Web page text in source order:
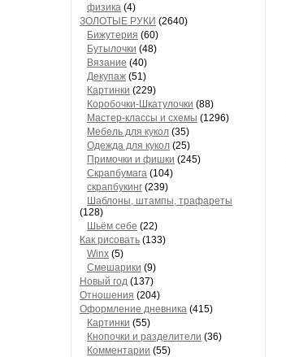
физика (4)
ЗОЛОТЫЕ РУКИ (2640)
Бижутерия (60)
Бутылочки (48)
Вязaние (40)
Декупaж (51)
Кaртинки (229)
Коробочки-Шкатулочки (88)
Мастер-классы и схемы (1296)
Мебель для кукол (35)
Одеждa для кукол (25)
Примочки и фишки (245)
Скрaпбумaгa (104)
скрапбукинг (239)
Шaблоны, штaмпы, трaфaреты
(128)
Шьём себе (22)
Как рисовать (133)
Winx (5)
Смешарики (9)
Новый год (137)
Отношения (204)
Оформление дневника (415)
Кaртинки (55)
Кнопочки и рaзделители (36)
Комментaрии (55)